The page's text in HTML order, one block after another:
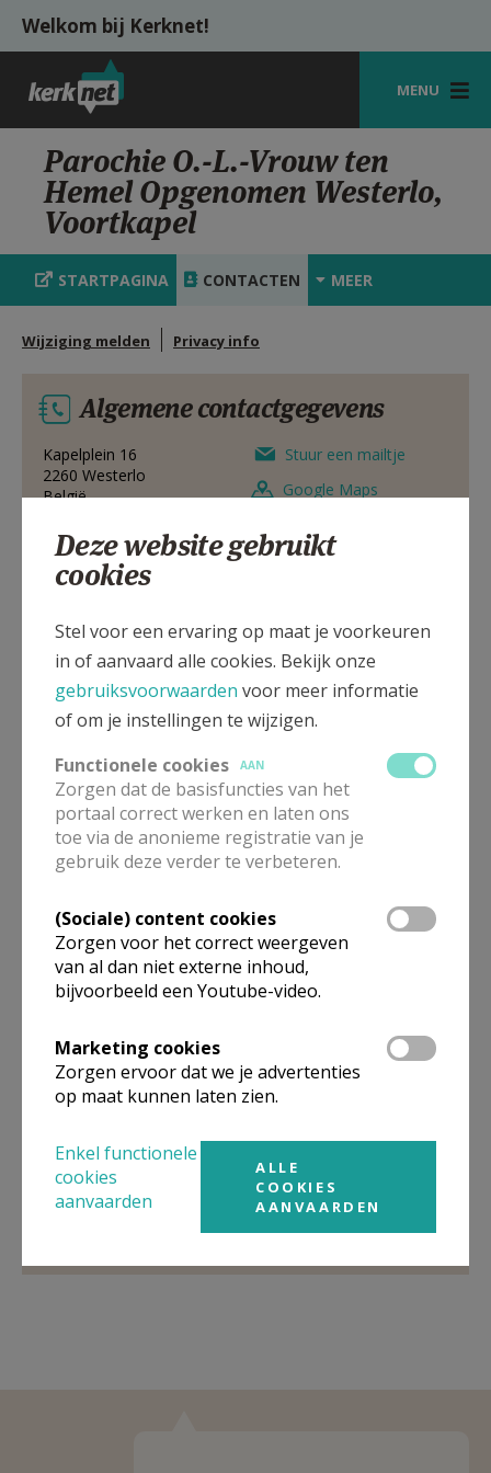
Overslaan en naar de inhoud gaan
Welkom bij Kerknet!
MENU
STARTPAGINA
KERK
VIERINGEN
SHOP
ZOEKEN
MIJN PAROCHIE
AANMELDEN OF REGISTREREN
Parochie O.-L.-Vrouw ten
Hemel Opgenomen Westerlo,
Voortkapel
STARTPAGINA CONTACTEN MEER
Wijziging melden Privacy info
Algemene contactgegevens
Kapelplein 16
2260 Westerlo
België
014 265159
Stuur een mailtje
Google Maps
Kapelplein 16, 2260 Westerlo
Organisatiestructuur
Niet gevonden wat je zocht? Hier vind je links naar de
onderliggende of gelijke niveau.
Behoort tot
PE Heiligen Prisca en Aquila
PE Heiligen Prisca en Aquila
Deze website gebruikt
cookies
Stel voor een ervaring op maat je voorkeuren
in of aanvaard alle cookies. Bekijk onze
gebruiksvoorwaarden voor meer informatie
of om je instellingen te wijzigen.
Functionele cookies
AAN
Zorgen dat de basisfuncties van het
portaal correct werken en laten ons
toe via de anonieme registratie van je
gebruik deze verder te verbeteren.
(Sociale) content cookies
Zorgen voor het correct weergeven
van al dan niet externe inhoud,
bijvoorbeeld een Youtube-video.
Marketing cookies
Zorgen ervoor dat we je advertenties
op maat kunnen laten zien.
Enkel functionele
cookies
aanvaarden
ALLE
COOKIES
AANVAARDEN